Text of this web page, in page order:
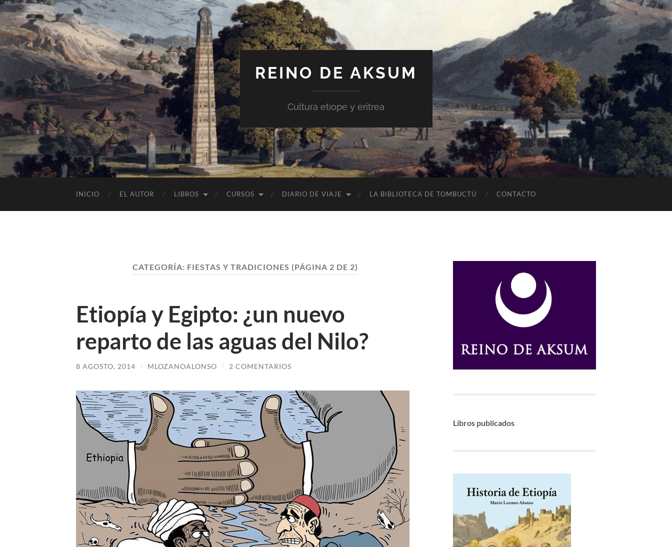
REINO DE AKSUM
Cultura etíope y eritrea
INICIO EL AUTOR LIBROS CURSOS DIARIO DE VIAJE LA BIBLIOTECA DE TOMBUCTÚ CONTACTO
CATEGORÍA: FIESTAS Y TRADICIONES (PÁGINA 2 DE 2)
Etiopía y Egipto: ¿un nuevo
reparto de las aguas del Nilo?
8 AGOSTO, 2014 / MLOZANOALONSO / 2 COMENTARIOS
Libros publicados